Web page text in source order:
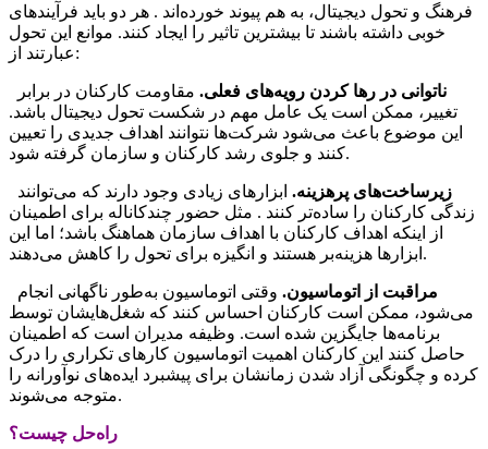
فرهنگ و تحول دیجیتال، به هم پیوند خورده‌‌اند . هر دو باید فرآیندهای
خوبی داشته باشند تا بیشترین تاثیر را ایجاد کنند. موانع این تحول
عبارتند از:
ناتوانی در رها کردن رویه‌‌های فعلی. مقاومت کارکنان در برابر
تغییر، ممکن است یک عامل مهم در شکست تحول دیجیتال باشد.
این موضوع باعث می‌شود شرکت‌ها نتوانند اهداف جدیدی را تعیین
کنند و جلوی رشد کارکنان و سازمان گرفته شود.
زیرساخت‌‌های پرهزینه. ابزارهای زیادی وجود دارند که می‌توانند
زندگی کارکنان را ساده‌‌تر کنند . مثل حضور چندکاناله برای اطمینان
از اینکه اهداف کارکنان با اهداف سازمان هماهنگ باشد؛ اما این
ابزارها هزینه‌‌بر هستند و انگیزه برای تحول را کاهش می‌دهند.
مراقبت از اتوماسیون. وقتی اتوماسیون به‌طور ناگهانی انجام
می‌شود، ممکن است کارکنان احساس کنند که شغل‌‌هایشان توسط
برنامه‌‌ها جایگزین شده است. وظیفه مدیران است که اطمینان
حاصل کنند این کارکنان اهمیت اتوماسیون کارهای تکراری را درک
کرده و چگونگی آزاد شدن زمانشان برای پیشبرد ایده‌‌های نوآورانه را
متوجه می‌‌شوند.
راه‌حل چیست؟